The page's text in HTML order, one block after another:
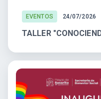
EVENTOS 24/07/2026
TALLER